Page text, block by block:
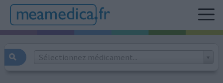
Sélectionnez médicament...